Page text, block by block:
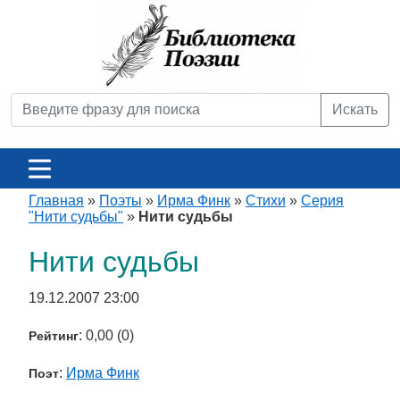
Искать
Главная » Поэты » Ирма Финк » Стихи » Серия
"Нити судьбы" » Нити судьбы
Нити судьбы
19.12.2007 23:00
Рейтинг: 0,00 (0)
Поэт: Ирма Финк